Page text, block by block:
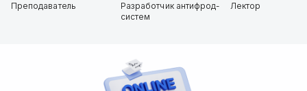
Преподаватель
Разработчик антифрод-
систем
Лектор